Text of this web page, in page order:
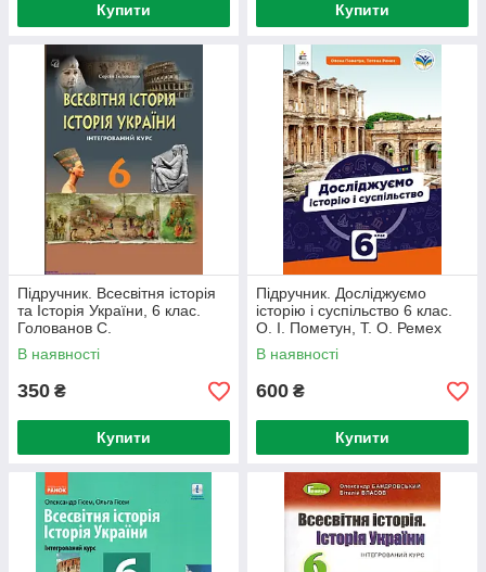
Купити Купити
Підручник. Всесвітня історія
та Історія України, 6 клас.
Голованов С.
В наявності
350 ₴
Купити
Підручник. Досліджуємо
історію і суспільство 6 клас.
О. І. Пометун, Т. О. Ремех
В наявності
600 ₴
Купити